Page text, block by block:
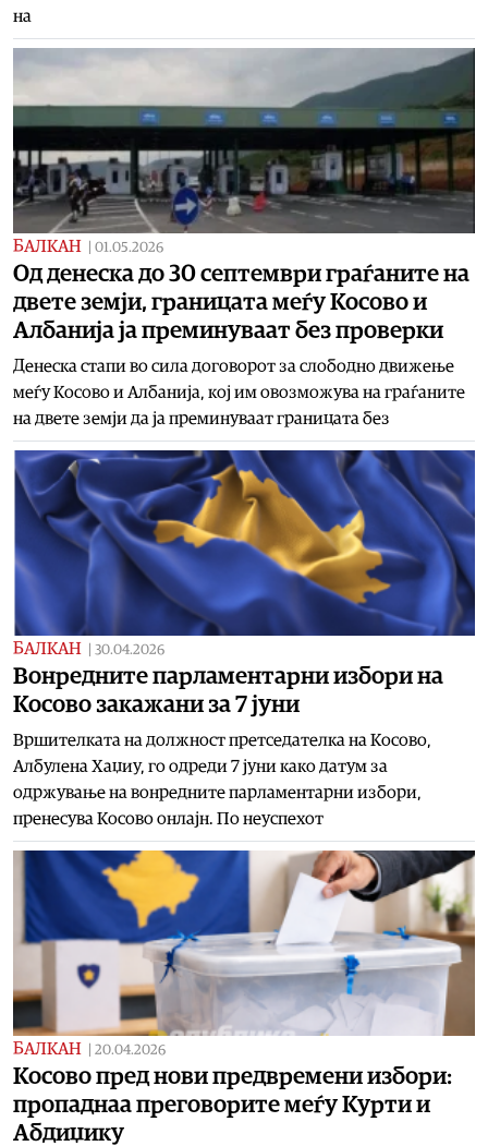
на
БАЛКАН 01.05.2026
Од денеска до 30 септември граѓаните на
двете земји, границата меѓу Косово и
Албанија ја преминуваат без проверки
Денеска стапи во сила договорот за слободно движење
меѓу Косово и Албанија, кој им овозможува на граѓаните
на двете земји да ја преминуваат границата без
БАЛКАН 30.04.2026
Вонредните парламентарни избори на
Косово закажани за 7 јуни
Вршителката на должност претседателка на Косово,
Албулена Хаџиу, го одреди 7 јуни како датум за
одржување на вонредните парламентарни избори,
пренесува Косово онлајн. По неуспехот
БАЛКАН 20.04.2026
Косово пред нови предвремени избори:
пропаднаа преговорите меѓу Курти и
Абдиџику